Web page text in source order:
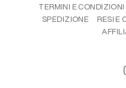
TERMINI E CONDIZIONI
SPEDIZIONE
RESI E